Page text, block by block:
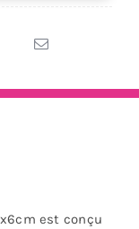
est conçu